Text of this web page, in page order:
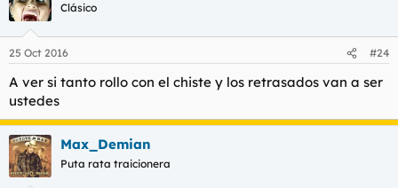
Clásico
25 Oct 2016 #24
A ver si tanto rollo con el chiste y los retrasados van a ser
ustedes
Max_Demian
Puta rata traicionera